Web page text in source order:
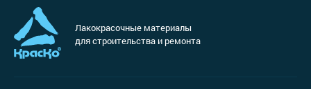
Лакокрасочные материалы
для строительства и ремонта